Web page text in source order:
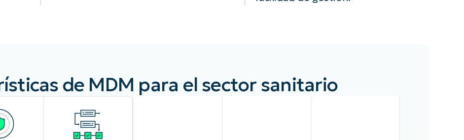
de MDM para el sector sanitario